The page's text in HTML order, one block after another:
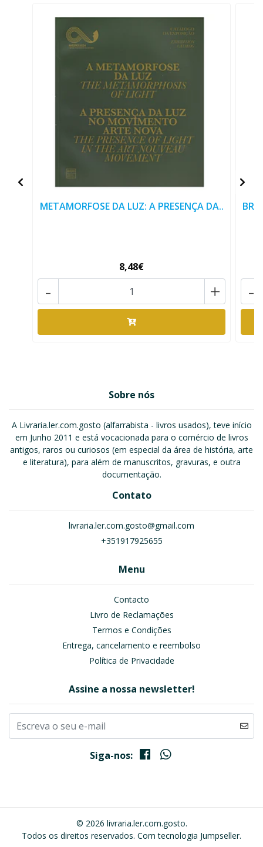
METAMORFOSE DA LUZ: A PRESENÇA DA..
8,48€
+
- -
Sobre nós
A Livraria.ler.com.gosto (alfarrabista - livros usados), teve início
em Junho 2011 e está vocacionada para o comércio de livros
antigos, raros ou curiosos (em especial da área de história, arte
e literatura), para além de manuscritos, gravuras, e outra
documentação.
Contato
livraria.ler.com.gosto@gmail.com
+351917925655
Menu
Contacto
Livro de Reclamações
Termos e Condições
Entrega, cancelamento e reembolso
Política de Privacidade
Assine a nossa newsletter!
Siga-nos:
© 2026 livraria.ler.com.gosto.
Todos os direitos reservados. Com tecnologia Jumpseller.